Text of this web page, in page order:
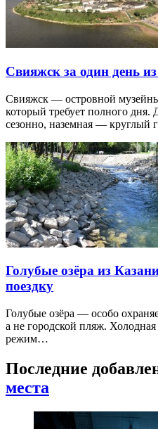
Свияжск за один день
Свияжск — островной
который требует полного дня.
сезонно, наземная — круглый
Голубые озёра из
поездку
Голубые озёра — особо
а не городской пляж.
режим…
Последние
места